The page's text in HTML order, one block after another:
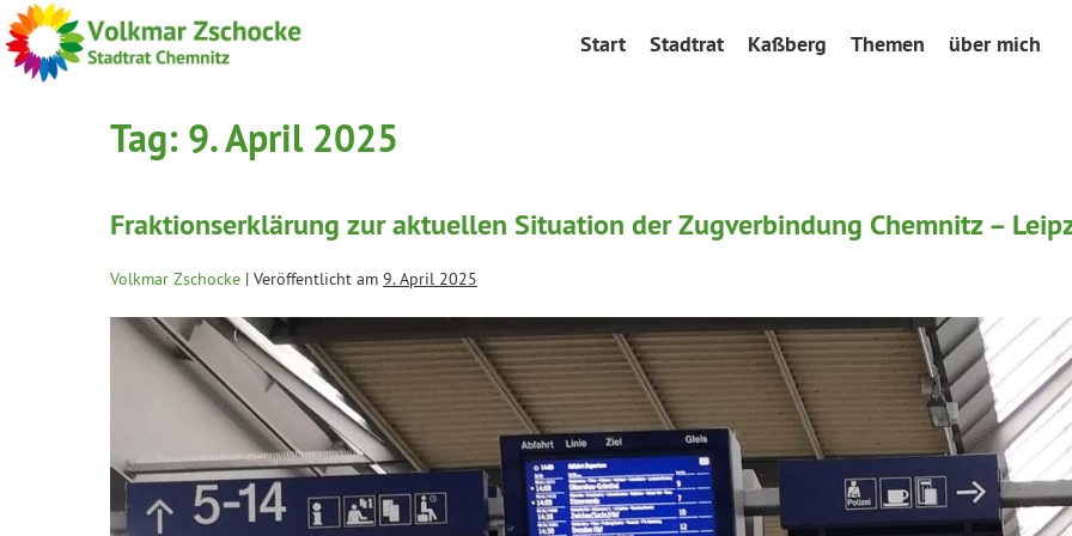
Start Stadtrat Kaßberg Themen über mich
Tag: 9. April 2025
Fraktionserklärung zur aktuellen Situation der Zugverbindung Chemnitz –
Volkmar Zschocke | Veröffentlicht am 9. April 2025